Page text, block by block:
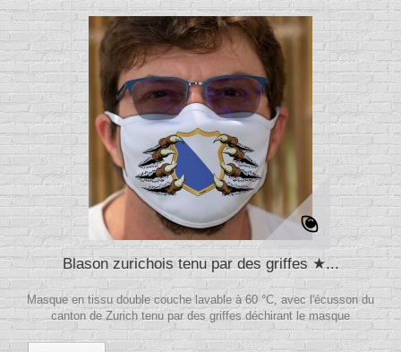
Blason zurichois tenu par des griffes ★...
Masque en tissu double couche lavable à 60 °C, avec l'écusson du
canton de Zurich tenu par des griffes déchirant le masque